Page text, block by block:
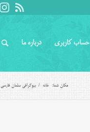
حساب کاربری درباره ما
مکان شما: خانه / بیوگرافی سلمان فارسی